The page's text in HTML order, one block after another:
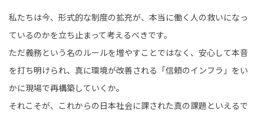
私たちは今、形式的な制度の拡充が、本当に働く人の救いになっ
ているのかを立ち止まって考えるべきです。
ただ義務という名のルールを増やすことではなく、安心して本音
を打ち明けられ、真に環境が改善される「信頼のインフラ」をい
かに現場で再構築していくか。
それこそが、これからの日本社会に課された真の課題といえるで